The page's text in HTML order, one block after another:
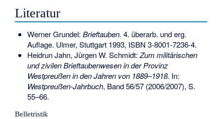
Literatur
Werner Grundel: Brieftauben. 4. überarb. und erg.
Auflage. Ulmer, Stuttgart 1993, ISBN 3-8001-7236-4.
Heidrun Jahn, Jürgen W. Schmidt: Zum militärischen
und zivilen Brieftaubenwesen in der Provinz
Westpreußen in den Jahren von 1889–1918. In:
Westpreußen-Jahrbuch, Band 56/57 (2006/2007), S.
55–66.
Belletristik